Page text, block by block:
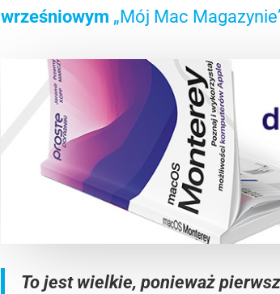
wrześniowym „Mój Mac
To jest wielkie, ponieważ